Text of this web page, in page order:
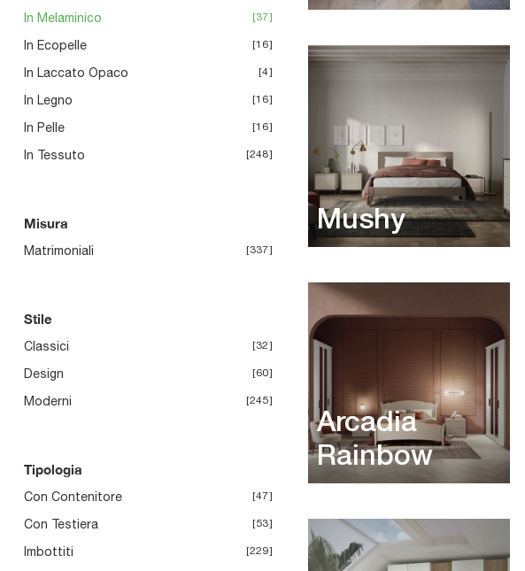
In Melaminico 37
In Ecopelle 16
In Laccato Opaco 4
In Legno 16
In Pelle 16
In Tessuto 248
Misura
Matrimoniali 337
Stile
Classici 32
Design 60
Moderni 245
Tipologia
Con Contenitore 47
Con Testiera 53
Imbottiti 229
Mushy
Arcadia
Rainbow